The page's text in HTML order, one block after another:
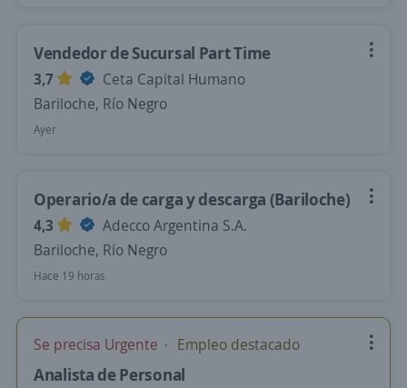
Vendedor de Sucursal Part Time
3,7
Ceta Capital Humano
Bariloche, Río Negro
Ayer
Operario/a de carga y descarga (Bariloche)
4,3
Adecco Argentina S.A.
Bariloche, Río Negro
Hace 19 horas
Se precisa Urgente Empleo destacado
Analista de Personal